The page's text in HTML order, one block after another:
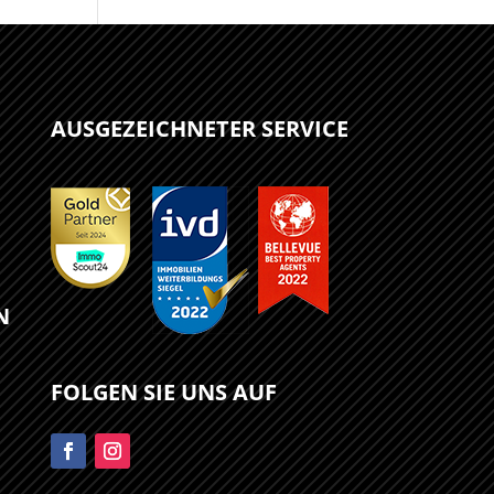
AUSGEZEICHNETER SERVICE
FOLGEN SIE UNS AUF